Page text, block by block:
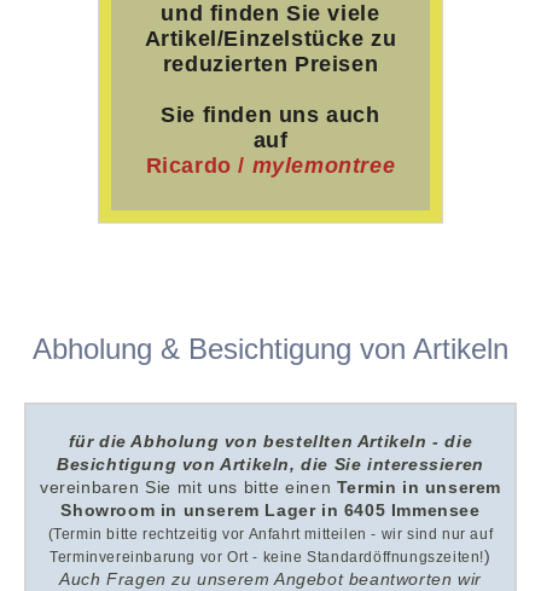
und finden Sie viele
Artikel /Einzelstücke zu
reduzierten Preisen
Sie finden uns auch
auf
Ricardo / mylemontree
Abholung & Besichtigung von Artikeln
für die Abholung von bestellten Artikeln - die
Besichtigung von Artikeln, die Sie interessieren
vereinbaren Sie mit uns bitteeinen Termin in unserem
Showroom in unserem Lager in 6405 Immensee
(Termin bitte rechtzeitig vor Anfahrt mitteilen - wir sind nur auf
Terminvereinbarung vor Ort - keine Standardöffnungszeiten!)
Auch Fragen zu unserem Angebot beantworten wir